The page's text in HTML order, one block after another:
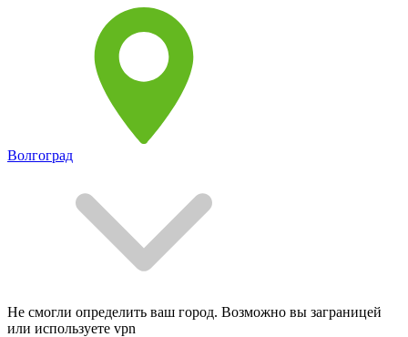
Волгоград
Не смогли определить ваш город. Возможно вы заграницей
или используете vpn